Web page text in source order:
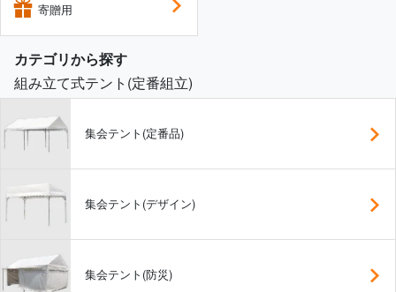
寄贈用
カテゴリから探す
組み立て式テント(定番組立)
集会テント(定番品)
集会テント(デザイン)
集会テント(防災)